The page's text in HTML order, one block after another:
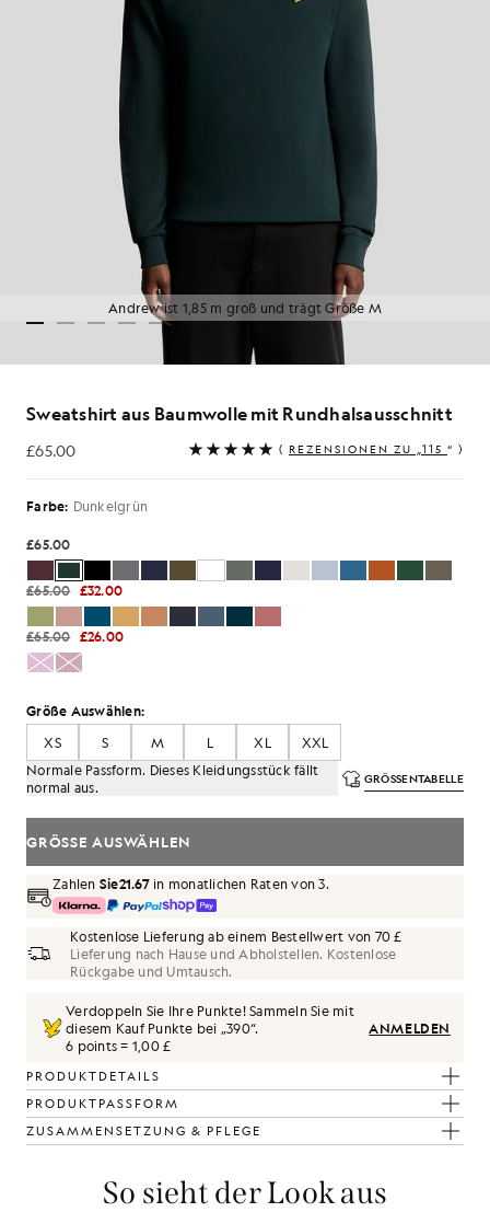
Andrew ist 1,85 m groß und trägt Größe M
Sweatshirt aus Baumwolle mit Rundhalsausschnitt
£65.00
£65.00 ( REZENSIONEN ZU „115 “ )
Farbe: Dunkelgrün
£65.00
£65.00 £32.00
£65.00 £26.00
Größe Auswählen:
XS
S M L XL
XXL
Normale Passform. Dieses Kleidungsstück fällt
normal aus.
GRÖSSENTABELLE
GRÖSSE AUSWÄHLEN
Zahlen Sie21.67in monatlichen Raten von 3.
Kostenlose Lieferung ab einem Bestellwert von 70 £
Lieferung nach Hause und Abholstellen. Kostenlose
Rückgabe und Umtausch.
Verdoppeln Sie Ihre Punkte! Sammeln Sie mit
diesem Kauf Punkte bei „390“.
6 points = 1,00 £
ANMELDEN
PRODUKTDETAILS
PRODUKTPASSFORM
ZUSAMMENSETZUNG & PFLEGE
So sieht der Look aus